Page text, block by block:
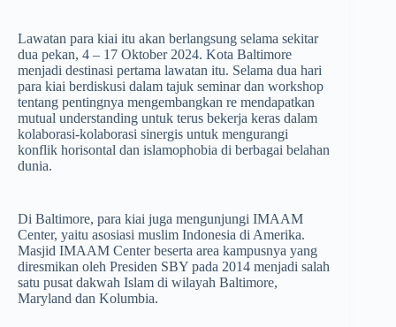
Lawatan para kiai itu akan berlangsung selama sekitar
dua pekan, 4 – 17 Oktober 2024. Kota Baltimore
menjadi destinasi pertama lawatan itu. Selama dua hari
para kiai berdiskusi dalam tajuk seminar dan workshop
tentang pentingnya mengembangkan re mendapatkan
mutual understanding untuk terus bekerja keras dalam
kolaborasi-kolaborasi sinergis untuk mengurangi
konflik horisontal dan islamophobia di berbagai belahan
dunia.
Di Baltimore, para kiai juga mengunjungi IMAAM
Center, yaitu asosiasi muslim Indonesia di Amerika.
Masjid IMAAM Center beserta area kampusnya yang
diresmikan oleh Presiden SBY pada 2014 menjadi salah
satu pusat dakwah Islam di wilayah Baltimore,
Maryland dan Kolumbia.